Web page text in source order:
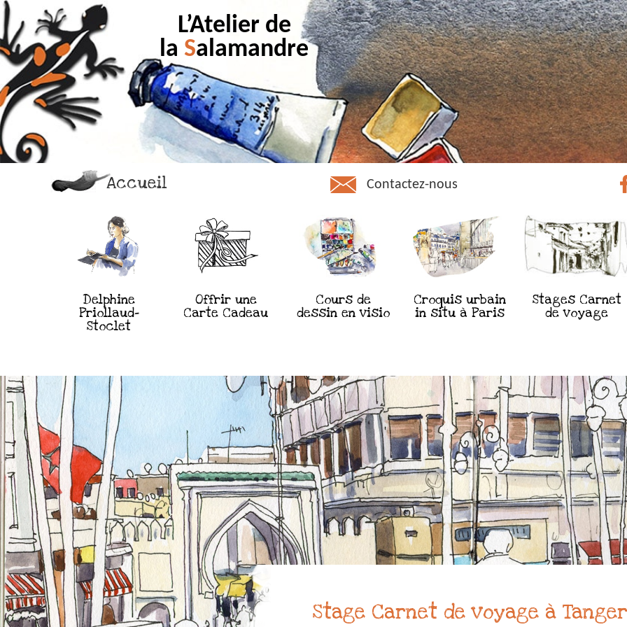
L’Atelier de
la Salamandre
Accueil Contactez-nous
Delphine
Priollaud-
Stoclet
Offrir une
Carte Cadeau
Cours de
dessin en visio
Croquis urbain
in situ à Paris
Stages Carnet
de voyage
Stage Carnet de voyage à Tanger